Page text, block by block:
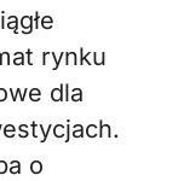
rynku
dla
o